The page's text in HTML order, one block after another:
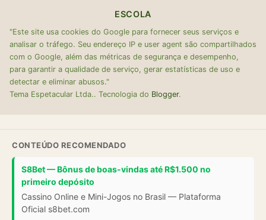
ESCOLA
"Este site usa cookies do Google para fornecer seus serviços e
analisar o tráfego. Seu endereço IP e user agent são compartilhados
com o Google, além das métricas de segurança e desempenho,
para garantir a qualidade de serviço, gerar estatísticas de uso e
detectar e eliminar abusos."
Tema Espetacular Ltda.. Tecnologia do Blogger.
CONTEÚDO RECOMENDADO
S8Bet — Bônus de boas-vindas até R$1.500 no
primeiro depósito
Cassino Online e Mini-Jogos no Brasil — Plataforma
Oficial s8bet.com